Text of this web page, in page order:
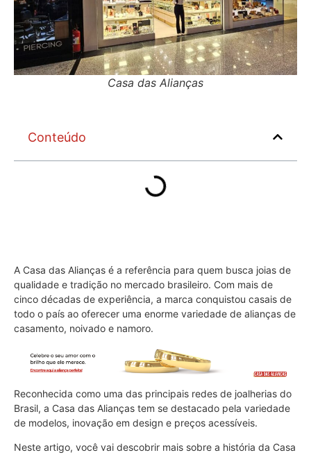
Casa das Alianças
Conteúdo
A Casa das Alianças é a referência para quem busca joias de
qualidade e tradição no mercado brasileiro. Com mais de
cinco décadas de experiência, a marca conquistou casais de
todo o país ao oferecer uma enorme variedade de alianças de
casamento, noivado e namoro.
Reconhecida como uma das principais redes de joalherias do
Brasil, a Casa das Alianças tem se destacado pela variedade
de modelos, inovação em design e preços acessíveis.
Neste artigo, você vai descobrir mais sobre a história da Casa